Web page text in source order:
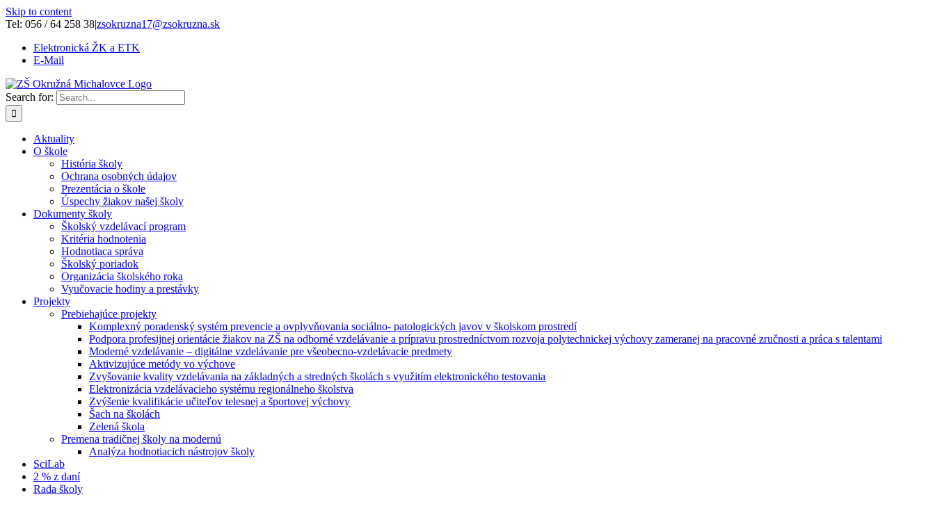
Skip to content
Tel: 056 / 64 258 38|zsokruzna17@zsokruzna.sk
Elektronická ŽK a ETK
E-Mail
Search for:
Aktuality
O škole
História školy
Ochrana osobných údajov
Prezentácia o škole
Úspechy žiakov našej školy
Dokumenty školy
Školský vzdelávací program
Kritéria hodnotenia
Hodnotiaca správa
Školský poriadok
Organizácia školského roka
Vyučovacie hodiny a prestávky
Projekty
Prebiehajúce projekty
Komplexný poradenský systém prevencie a ovplyvňovania sociálno- patologických javov v školskom prostredí
Podpora profesijnej orientácie žiakov na ZŠ na odborné vzdelávanie a prípravu prostredníctvom rozvoja polytechnickej výchovy zameranej na pracovné zručnosti a práca s talentami
Moderné vzdelávanie – digitálne vzdelávanie pre všeobecno-vzdelávacie predmety
Aktivizujúce metódy vo výchove
Zvyšovanie kvality vzdelávania na základných a stredných školách s využitím elektronického testovania
Elektronizácia vzdelávacieho systému regionálneho školstva
Zvýšenie kvalifikácie učiteľov telesnej a športovej výchovy
Šach na školách
Zelená škola
Premena tradičnej školy na modernú
Analýza hodnotiacich nástrojov školy
SciLab
2 % z daní
Rada školy